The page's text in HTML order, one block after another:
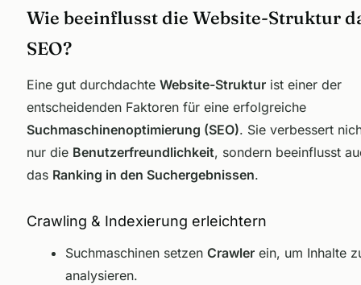
Wie beeinflusst die Website-Struktur
SEO?
Eine gut durchdachte Website-Strukturist einer der
entscheidenden Faktoren für eine erfolgreiche
Suchmaschinenoptimierung (SEO). Sie verbessert
nur die Benutzerfreundlichkeit, sondern beeinflusst
das Ranking in den Suchergebnissen.
Crawling & Indexierung erleichtern
Suchmaschinen setzen Crawlerein, um Inhalte
analysieren.